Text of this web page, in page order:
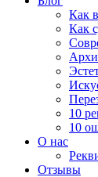
Как
Как
10
10
О нас
Отзывы